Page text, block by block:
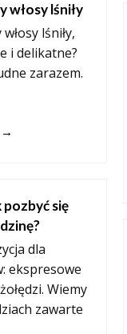
włosy lśniły
lśniły,
i delikatne?
zarazem.
→
pozbyć się
dla
ekspresowe
Wiemy
zawarte